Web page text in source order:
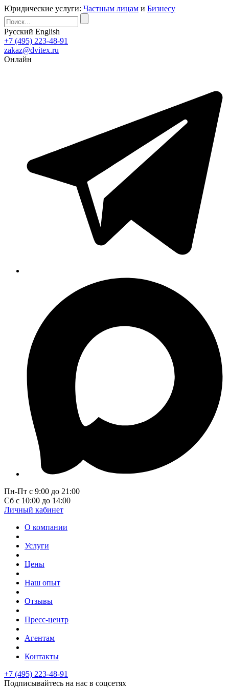
Юридические услуги: Частным лицам и Бизнесу
Русский English
+7 (495) 223-48-91
zakaz@dvitex.ru
Онлайн
Пн-Пт с 9:00 до 21:00
Сб с 10:00 до 14:00
Личный кабинет
О компании
Услуги
Цены
Наш опыт
Отзывы
Пресс-центр
Агентам
Контакты
+7 (495) 223-48-91
Подписывайтесь на нас в соцсетях